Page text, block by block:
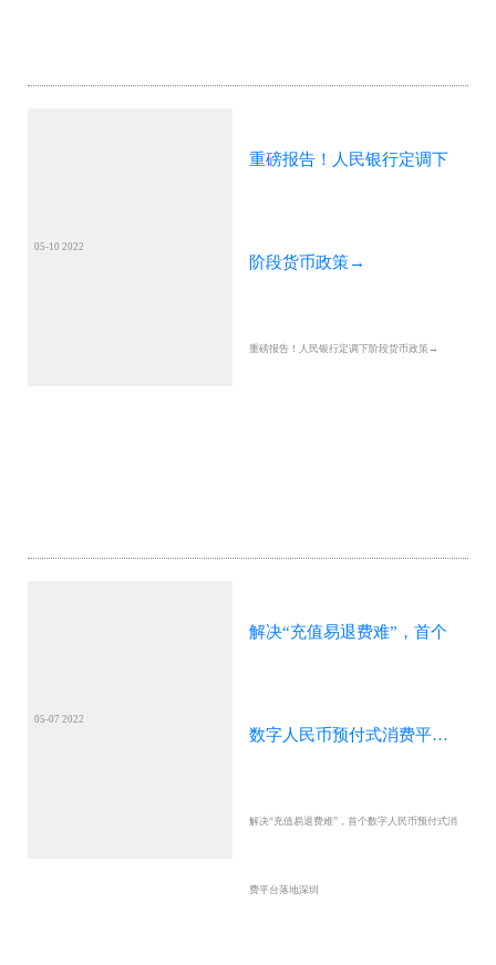
05-10 2022
重磅报告！人民银行定调下
阶段货币政策→
重磅报告！人民银行定调下阶段货币政策→
05-07 2022
解决“充值易退费难”，首个
数字人民币预付式消费平台
解决“充值易退费难”，首个数字人民币预付式消
费平台落地深圳